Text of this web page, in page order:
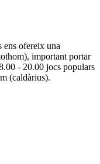
ens ofereix una
important portar
- 20.00 jocs populars
(caldàrius).